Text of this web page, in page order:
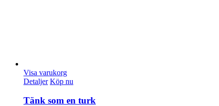
Visa varukorg
Detaljer Köp nu
Tänk som en turk